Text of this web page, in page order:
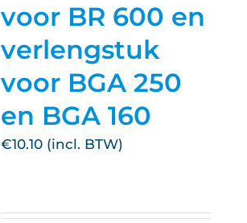
voor BR 600 en
verlengstuk
voor BGA 250
en BGA 160
€10.10